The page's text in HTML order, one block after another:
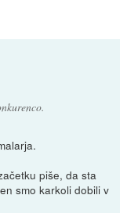
piše, da sta
smo karkoli dobili v